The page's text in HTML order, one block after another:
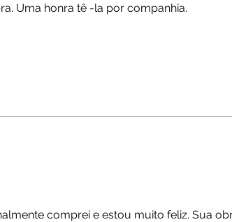
Uma honra tê -la por companhia.
comprei e estou muito feliz. Sua